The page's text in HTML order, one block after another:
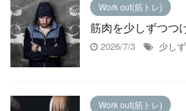
Work out(筋トレ)
筋肉を少しずつつ
2026/7/3 少し
Work out(筋トレ)